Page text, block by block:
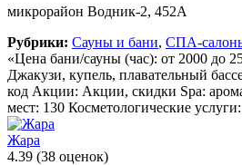
микрорайон Водник-2, 452А
Рубрики: Сауны и бани, СПА-
«Цена бани/сауны (час): от 2000 до
Джакузи, купель, плавательный
код Акции: Акции, скидки Spa:
мест: 130 Косметологические
Жара
4.39 (38 оценок)